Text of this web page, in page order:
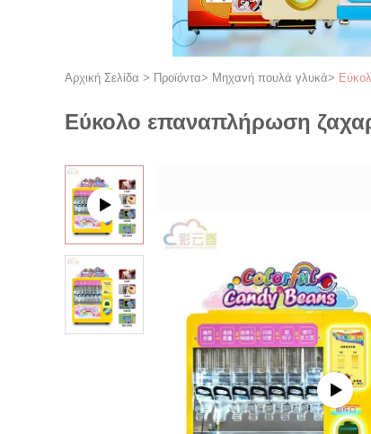
Αρχική Σελίδα > Προϊόντα> Μηχανή πουλά γλυκά>
Εύκολο επαναπλήρωση